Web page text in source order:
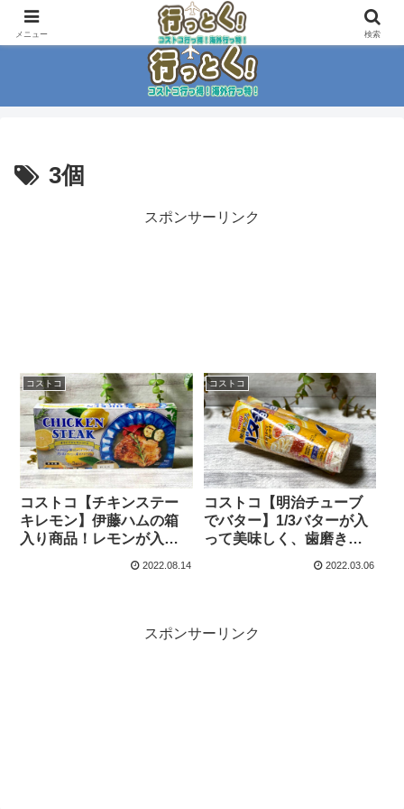
コストコ大好き家族がイチ押商品紹介！！
3個
スポンサーリンク
コストコ
コストコ【チキンステー
キレモン】伊藤ハムの箱
入り商品！レモンが入っ
です。アレンジもおすす
2022.08.14
コストコ
コストコ【明治チューブ
でバター】1/3バターが入
って美味しく、歯磨き粉
2022.03.06
スポンサーリンク
メニュー 検索